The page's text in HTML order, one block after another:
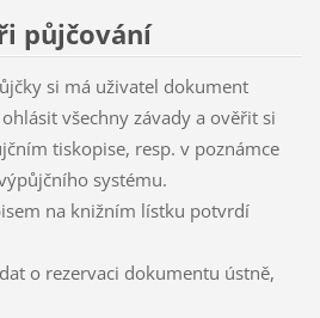
půjčování
si má uživatel dokument
všechny závady a ověřit si
tiskopise, resp. v poznámce
systému.
na knižním lístku potvrdí
o rezervaci dokumentu ústně,